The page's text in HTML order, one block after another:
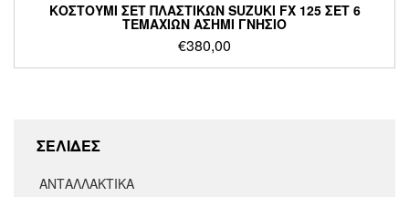
ΚΟΣΤΟΥΜΙ ΣΕΤ ΠΛΑΣΤΙΚΩΝ SUZUKI FX 125 ΣΕΤ 6
ΤΕΜΑΧΙΩΝ ΑΣΗΜΙ ΓΝΗΣΙΟ
€380,00
ΣΕΛΙΔΕΣ
ΑΝΤΑΛΛΑΚΤΙΚΑ